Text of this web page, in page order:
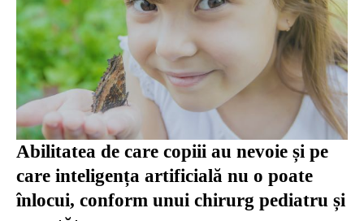
Abilitatea de care copiii au nevoie și pe
care inteligența artificială nu o poate
înlocui, conform unui chirurg pediatru și